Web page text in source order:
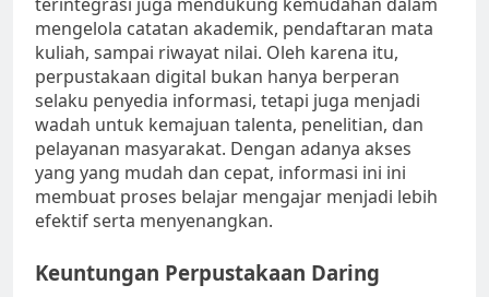
mengelola catatan akademik, pendaftaran mata
kuliah, sampai riwayat nilai. Oleh karena itu,
perpustakaan digital bukan hanya berperan
selaku penyedia informasi, tetapi juga menjadi
wadah untuk kemajuan talenta, penelitian, dan
pelayanan masyarakat. Dengan adanya akses
yang yang mudah dan cepat, informasi ini ini
membuat proses belajar mengajar menjadi lebih
efektif serta menyenangkan.
Keuntungan Perpustakaan Daring